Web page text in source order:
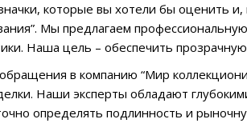
которые вы хотели бы оценить
Мы предлагаем
Наша цель – обеспечить
в компанию “Мир
Наши эксперты обладают
определять подлинность и